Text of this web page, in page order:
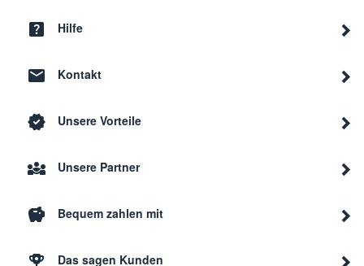
Hilfe
Kontakt
Unsere Vorteile
Unsere Partner
Bequem zahlen mit
Das sagen Kunden